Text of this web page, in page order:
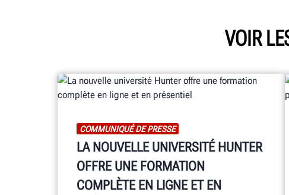
VOIR
COMMUNIQUÉ DE PRESSE
LA NOUVELLE UNIVERSITÉ HUNTER
OFFRE UNE FORMATION
COMPLÈTE EN LIGNE ET EN